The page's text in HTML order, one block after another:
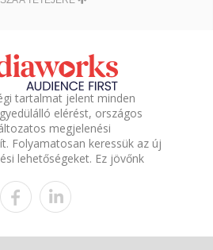
tartalmat jelent minden
elérést, országos
megjelenési
Folyamatosan keressük az új
lehetőségeket. Ez jövőnk